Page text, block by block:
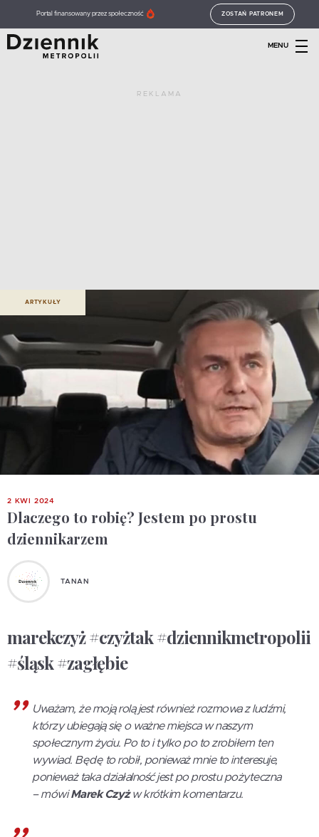
Portal finansowany przez społeczność ZOSTAŃ PATRONEM
MENU
REKLAMA
ARTYKUŁY
2 KWI 2024
Dlaczego to robię? Jestem po prostu
dziennikarzem
TANAN
marekczyż #czyżtak #dziennikmetropolii
#śląsk #zagłębie
Uważam, że moją rolą jest również rozmowa z ludźmi,
którzy ubiegają się o ważne miejsca w naszym
społecznym życiu. Po to i tylko po to zrobiłem ten
wywiad. Będę to robił, ponieważ mnie to interesuje,
ponieważ taka działalność jest po prostu pożyteczna
– mówiMarek Czyżw krótkim komentarzu.